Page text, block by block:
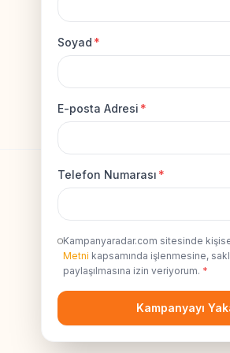
Soyad *
E-posta Adresi *
Telefon Numarası *
Kampanyaradar.com sitesinde
Metni kapsamında işlenmesine,
paylaşılmasına izin veriyorum. *
Kampanyayı
Kullanıcı Sözleşmesi
Kvkk Uyumluluk
Kişisel Veri İzni